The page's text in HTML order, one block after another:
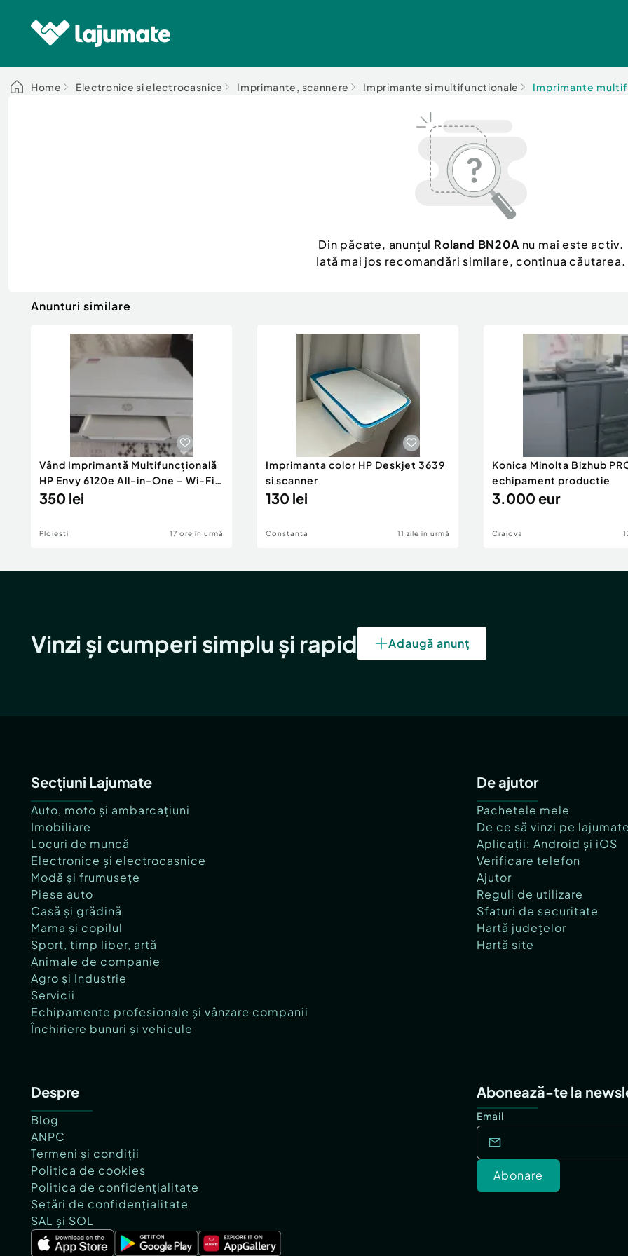
Home Electronice si electrocasnice Imprimante, scannere Imprimante si multifunctionale Imprimante
Din păcate, anunțul Roland BN20A nu mai este activ.
Iată mai jos recomandări similare, continua căutarea.
Anunturi similare
Vând Imprimantă Multifuncțională
HP Envy 6120e All-in-One – Wi-Fi,
Duplex
350 lei
Ploiesti 17 ore în urmă
Imprimanta color HP Deskjet 3639
si scanner
130 lei
Constanta 11 zile în urmă
Konica Minolta Bizhub
echipament productie
3.000 eur
Craiova
Vinzi și cumperi simplu și rapid Adaugă anunț
Secțiuni Lajumate
Auto, moto și ambarcațiuni
Imobiliare
Locuri de muncă
Electronice și electrocasnice
Modă și frumusețe
Piese auto
Casă și grădină
Mama și copilul
Sport, timp liber, artă
Animale de companie
Agro și Industrie
Servicii
Echipamente profesionale și vânzare companii
Închiriere bunuri și vehicule
De ajutor
Pachetele mele
De ce să vinzi pe
Aplicații: Android și iOS
Verificare telefon
Ajutor
Reguli de utilizare
Sfaturi de securitate
Hartă județelor
Hartă site
Despre
Blog
ANPC
Termeni și condiții
Politica de cookies
Politica de confidențialitate
Setări de confidențialitate
SAL și SOL
Abonează-te la
Email
Abonare